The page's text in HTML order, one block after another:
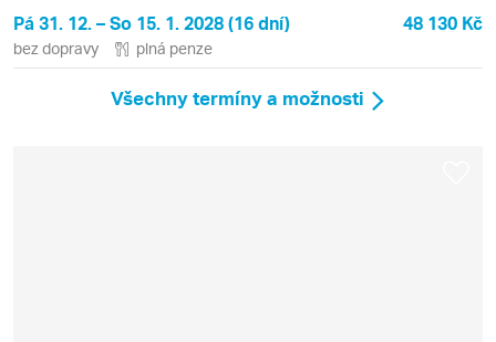
Pá 31. 12. – So 15. 1. 2028 (16 dní) 48 130 Kč
bez dopravy plná penze
Všechny termíny a možnosti